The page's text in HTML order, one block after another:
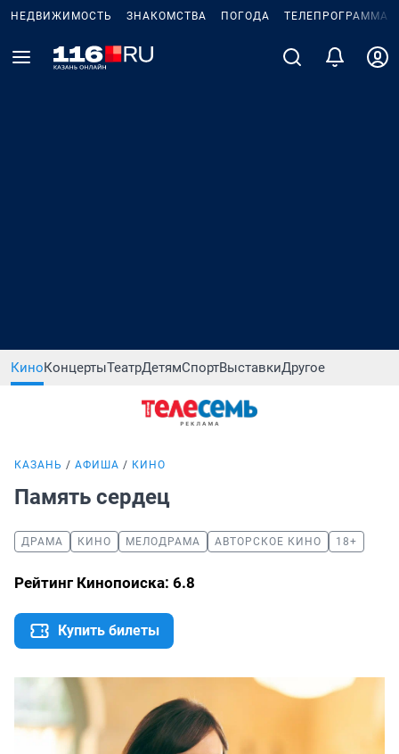
НЕДВИЖИМОСТЬ ЗНАКОМСТВА ПОГОДА ТЕЛЕПРОГРАММА
КиноКонцертыТеатрДетямСпортВыставкиДругое
КАЗАНЬ АФИША КИНО
Память сердец
ДРАМА КИНО МЕЛОДРАМА АВТОРСКОЕ КИНО 18+
Рейтинг Кинопоиска: 6.8
Купить билеты